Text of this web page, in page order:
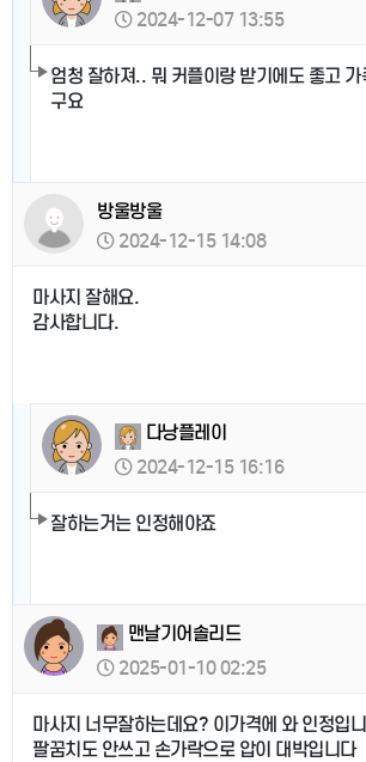
2024-12-07 13:55
엄청 잘하져.. 뭐 커플이랑 받기에도 좋고
구요
방울방울
2024-12-15 14:08
마사지 잘해요.
감사합니다.
다낭플레이
2024-12-15 16:16
잘하는거는 인정해야죠
맨날기어솔리드
2025-01-10 02:25
마사지 너무잘하는데요? 이가격에 와 인정입
팔꿈치도 안쓰고 손가락으로 압이 대박입니다